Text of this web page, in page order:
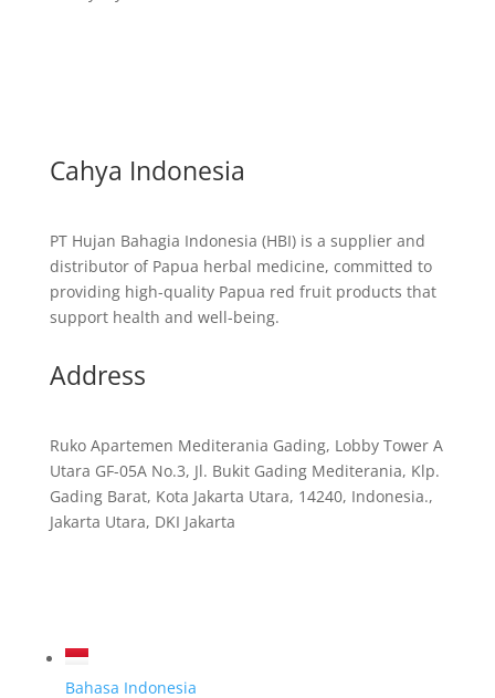
Cahya Indonesia
PT Hujan Bahagia Indonesia (HBI) is a supplier and
distributor of Papua herbal medicine, committed to
providing high-quality Papua red fruit products that
support health and well-being.
Address
Ruko Apartemen Mediterania Gading, Lobby Tower A
Utara GF-05A No.3, Jl. Bukit Gading Mediterania, Klp.
Gading Barat, Kota Jakarta Utara, 14240, Indonesia.,
Jakarta Utara, DKI Jakarta
Bahasa Indonesia